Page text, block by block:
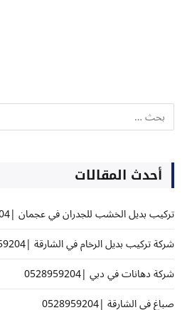
أحدث المقالات
تركيب بديل الخشب للجدران في عجمان |0528959204
شركة تركيب بديل الرخام في الشارقة |0528959204
شركة دهانات في دبي |0528959204
صباغ في الشارقة |0528959204